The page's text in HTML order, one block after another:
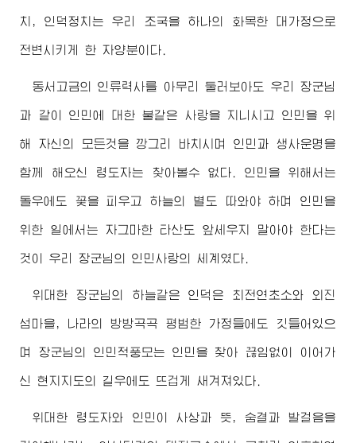
치, 인덕정치는 우리 조국을 하나의 화목한 대가정으로
전변시키게 한 자양분이다.
동서고금의 인류력사를 아무리 둘러보아도 우리 장군님
과 같이 인민에 대한 불같은 사랑을 지니시고 인민을 위
해 자신의 모든것을 깡그리 바치시며 인민과 생사운명을
함께 해오신 령도자는 찾아볼수 없다. 인민을 위해서는
돌우에도 꽃을 피우고 하늘의 별도 따와야 하며 인민을
위한 일에서는 자그마한 타산도 앞세우지 말아야 한다는
것이 우리 장군님 의 인민사랑의 세계였다.
위대한 장군님의 하늘같은 인덕은 최전연초소와 외진
섬마을, 나라의 방방곡곡 평범한 가정들에도 깃들어있으
며 장군님 의 인민적풍모는 인민을 찾아 끊임없이 이어가
신 현지지도의 길우에도 뜨겁게 새겨져있다.
위대한 령도자와 인민이 사상과 뜻, 숨결과 발걸음을